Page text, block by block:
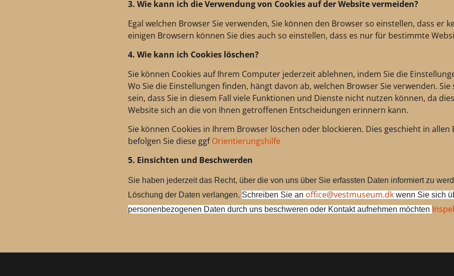
3. Wie kann ich die Verwendung von Cookies auf der Website vermeiden?
Egal welchen Browser Sie verwenden, Sie können den Browser so einstellen, dass er
einigen Browsern können Sie dies auch so einstellen, dass es nur für bestimmte
4. Wie kann ich Cookies löschen?
Sie können Cookies auf Ihrem Computer jederzeit ablehnen, indem Sie die
Wo Sie die Einstellungen finden, hängt davon ab, welchen Browser Sie verwenden.
sein, dass Sie in diesem Fall viele Funktionen und Dienste nicht nutzen können, da
Website sich an die von Ihnen getroffenen Entscheidungen erinnern kann.
Sie können Cookies in Ihrem Browser löschen oder blockieren. Dies geschieht in
befolgen Sie diese ggfOrientierungshilfe
5. Einsichten und Beschwerden
Sie haben jederzeit das Recht, über die von uns über Sie erfassten Daten informiert zu
Löschung der Daten verlangen. Schreiben Sie an office@vestmuseum.dk wenn Sie sich
personenbezogenen Daten durch uns beschweren oder Kontakt aufnehmen möchten